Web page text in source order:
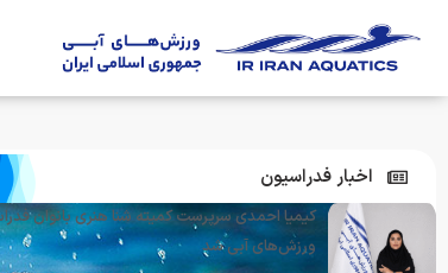
اخبار فدراسیون
کیمیا احمدی سرپرست کمیته شنا هنری بانوان
ورزش‌های آبی شد